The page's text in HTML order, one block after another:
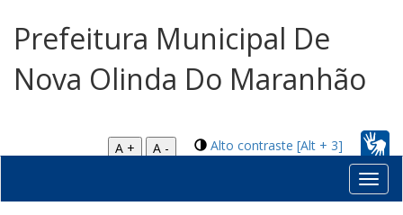
Prefeitura Municipal De
Nova Olinda Do Maranhão
Alto contraste [Alt + 3]
A +
A -